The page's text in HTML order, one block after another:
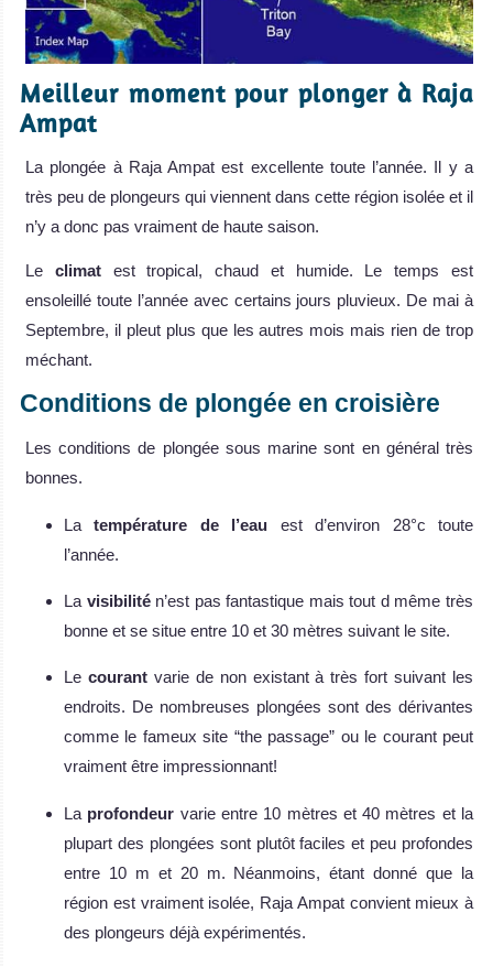
Meilleur moment pour plonger à Raja
Ampat
La plongée à Raja Ampat est excellente toute l’année. Il y a
très peu de plongeurs qui viennent dans cette région isolée et il
n’y a donc pas vraiment de haute saison.
Le climatest tropical, chaud et humide. Le temps est
ensoleillé toute l’année avec certains jours pluvieux. De mai à
Septembre, il pleut plus que les autres mois mais rien de trop
méchant.
Conditions de plongée en croisière
Les conditions de plongée sous marine sont en général très
bonnes.
La température de l’eau est d’environ 28°c toute
l’année.
La visibilitén’est pas fantastique mais tout d même très
bonne et se situe entre 10 et 30 mètres suivant le site.
Le courantvarie de non existant à très fort suivant les
endroits. De nombreuses plongées sont des dérivantes
comme le fameux site “the passage” ou le courant peut
vraiment être impressionnant!
La profondeur varie entre 10 mètres et 40 mètres et la
plupart des plongées sont plutôt faciles et peu profondes
entre 10 m et 20 m. Néanmoins, étant donné que la
région est vraiment isolée, Raja Ampat convient mieux à
des plongeurs déjà expérimentés.